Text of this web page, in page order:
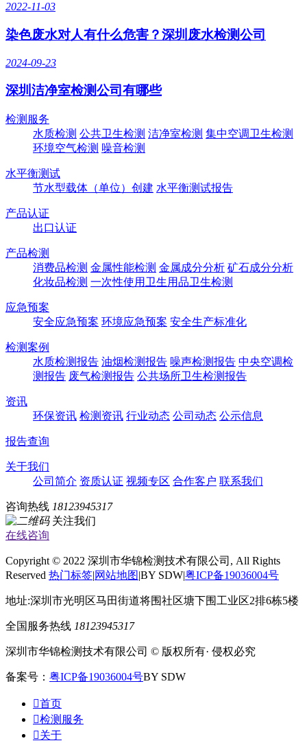
2022-11-03
染色废水对人有什么危害？深圳废水检测公司
2024-09-23
深圳洁净室检测公司有哪些
检测服务
水质检测 公共卫生检测 洁净室检测 集中空调卫生检测
环境空气检测 噪音检测
水平衡测试
节水型载体（单位）创建 水平衡测试报告
产品认证
出口认证
产品检测
消费品检测 金属性能检测 金属成分分析 矿石成分分析
化妆品检测 一次性使用卫生用品卫生检测
应急预案
安全应急预案 环境应急预案 安全生产标准化
检测案例
水质检测报告 油烟检测报告 噪声检测报告 中央空调检
测报告 废气检测报告 公共场所卫生检测报告
资讯
环保资讯 检测资讯 行业动态 公司动态 公示信息
报告查询
关于我们
公司简介 资质认证 视频专区 合作客户 联系我们
咨询热线 18123945317
关注我们
在线咨询
Copyright © 2022 深圳市华锦检测技术有限公司, All Rights
Reserved 热门标签|网站地图|BY SDW|粤ICP备19036004号
地址:深圳市光明区马田街道将围社区塘下围工业区2排6栋5楼
全国服务热线 18123945317
深圳市华锦检测技术有限公司 © 版权所有· 侵权必究
备案号： 粤ICP备19036004号BY SDW
首页
检测服务
关于